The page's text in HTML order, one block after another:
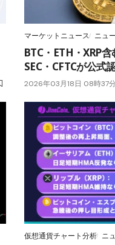
マーケットニュース ニュ
BTC・ETH・XRP
SEC・CFTCが公式
2026年03月18日 08時37
仮想通貨チャート分析 ニ